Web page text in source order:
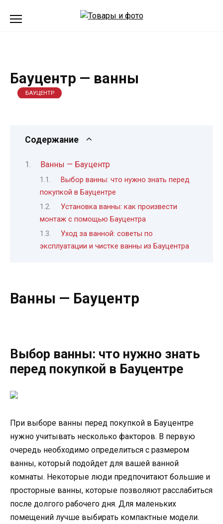
Бауцентр — ванны
БАУЦЕНТР
Содержание
Ванны — Бауцентр
Выбор ванны: что нужно знать перед
покупкой в Бауцентре
Установка ванны: как произвести
монтаж с помощью Бауцентра
Уход за ванной: советы по
эксплуатации и чистке ванны из Бауцентра
Ванны — Бауцентр
Выбор ванны: что нужно знать
перед покупкой в Бауцентре
При выборе ванны перед покупкой в Бауцентре
нужно учитывать несколько факторов. В первую
очередь необходимо определиться с размером
ванны, который подойдет для вашей ванной
комнаты. Некоторые люди предпочитают большие и
просторные ванны, которые позволяют расслабиться
после долгого рабочего дня. Для маленьких
помещений лучше выбирать компактные модели.